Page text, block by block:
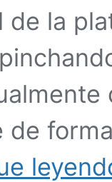
de la